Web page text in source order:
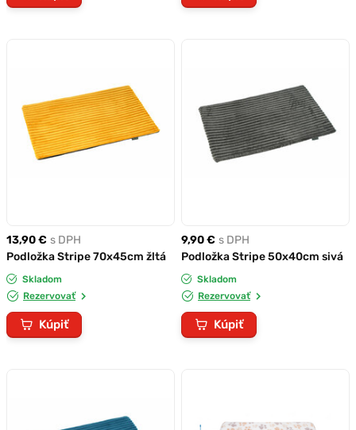
13,90 € s DPH
Podložka Stripe 70x45cm žltá
Skladom
Rezervovať
Kúpiť
9,90 € s DPH
Podložka Stripe 50x40cm sivá
Skladom
Rezervovať
Kúpiť